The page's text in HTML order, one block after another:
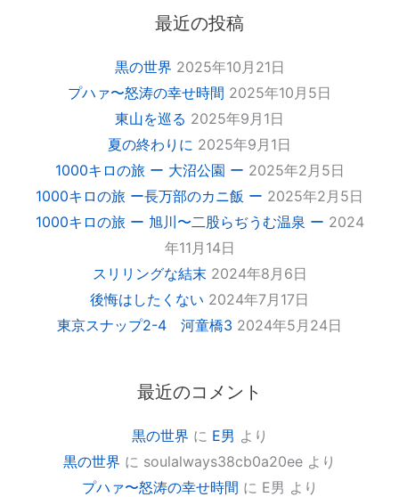
最近の投稿
黒の世界 2025年10月21日
プハァ〜怒涛の幸せ時間 2025年10月5日
東山を巡る 2025年9月1日
夏の終わりに 2025年9月1日
1000キロの旅 ー 大沼公園 ー 2025年2月5日
1000キロの旅 ー長万部のカニ飯 ー 2025年2月5日
1000キロの旅 ー 旭川〜二股らぢうむ温泉 ー 2024
年11月14日
スリリングな結末 2024年8月6日
後悔はしたくない 2024年7月17日
東京スナップ2-4 河童橋3 2024年5月24日
最近のコメント
黒の世界 に E男 より
黒の世界 に soulalways38cb0a20ee より
プハァ〜怒涛の幸せ時間 に E男 より